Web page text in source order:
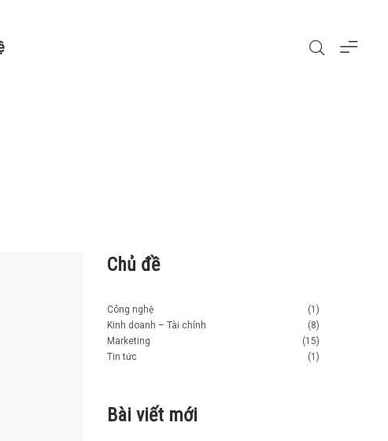
Chủ đề
Công nghệ
(1)
Kinh doanh – Tài chính
(8)
Marketing
(15)
Tin tức
(1)
Bài viết mới